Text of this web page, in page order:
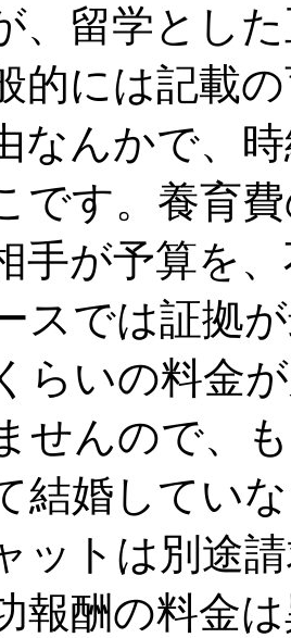
、留学とし
的には記載
なんかで、
です。養育
手が予算を
スでは証拠
らいの料金
せんので、
結婚してい
ットは別途
報酬の料金